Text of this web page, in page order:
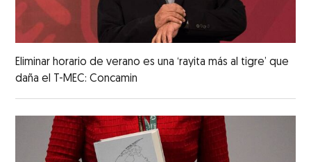
Eliminar horario de verano es una ‘rayita más al tigre’ que
daña el T-MEC: Concamin